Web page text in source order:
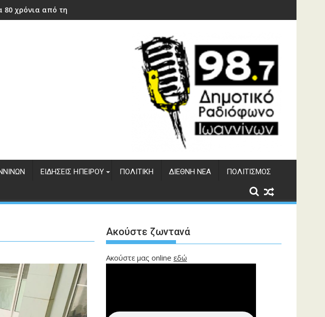
χρόνια από την ίδρυση του ΔΣΕ
ΕΙΔΉΣΕΙΣ ΗΠΕΊΡΟΥ ΠΟΛΙΤΙΚΉ ΔΙΕΘΝΉ ΝΈΑ ΠΟΛΙΤΙΣΜΌΣ
Ακούστε ζωντανά
Ακούστε μας online εδώ